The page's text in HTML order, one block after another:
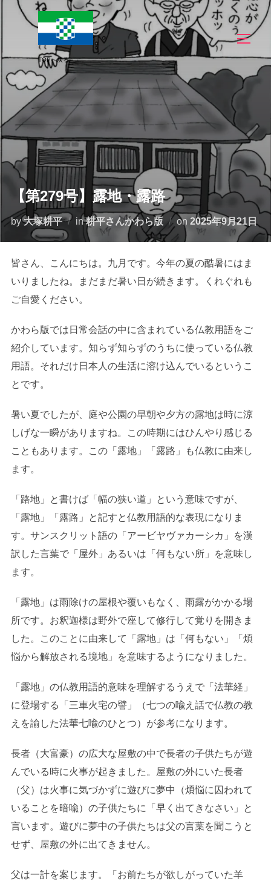
ン
ツ
キ
プ
サイド
【第279号】露地・露路
by大塚耕平 in耕平さんかわら版 on 投
2025年9月21日
皆さん、こんにちは。九月です。今年の夏の酷暑にはま
いりましたね。まだまだ暑い日が続きます。くれぐれも
ご自愛ください。
かわら版では日常会話の中に含まれている仏教用語をご
紹介しています。知らず知らずのうちに使っている仏教
用語。それだけ日本人の生活に溶け込んでいるというこ
とです。
暑い夏でしたが、庭や公園の早朝や夕方の露地は時に涼
しげな一瞬がありますね。この時期にはひんやり感じる
こともあります。この「露地」「露路」も仏教に由来し
ます。
「路地」と書けば「幅の狭い道」という意味ですが、
「露地」「露路」と記すと仏教用語的な表現になりま
す。サンスクリット語の「アービヤヴァカーシカ」を漢
訳した言葉で「屋外」あるいは「何もない所」を意味し
ます。
「露地」は雨除けの屋根や覆いもなく、雨露がかかる場
所です。お釈迦様は野外で座して修行して覚りを開きま
した。このことに由来して「露地」は「何もない」「煩
悩から解放される境地」を意味するようになりました。
「露地」の仏教用語的意味を理解するうえで「法華経」
に登場する「三車火宅の譬」（七つの喩え話で仏教の教
えを諭した法華七喩のひとつ）が参考になります。
長者（大富豪）の広大な屋敷の中で長者の子供たちが遊
んでいる時に火事が起きました。屋敷の外にいた長者
（父）は火事に気づかずに遊びに夢中（煩悩に囚われて
いることを暗喩）の子供たちに「早く出てきなさい」と
言います。遊びに夢中の子供たちは父の言葉を聞こうと
せず、屋敷の外に出てきません。
父は一計を案じます。「お前たちが欲しがっていた羊